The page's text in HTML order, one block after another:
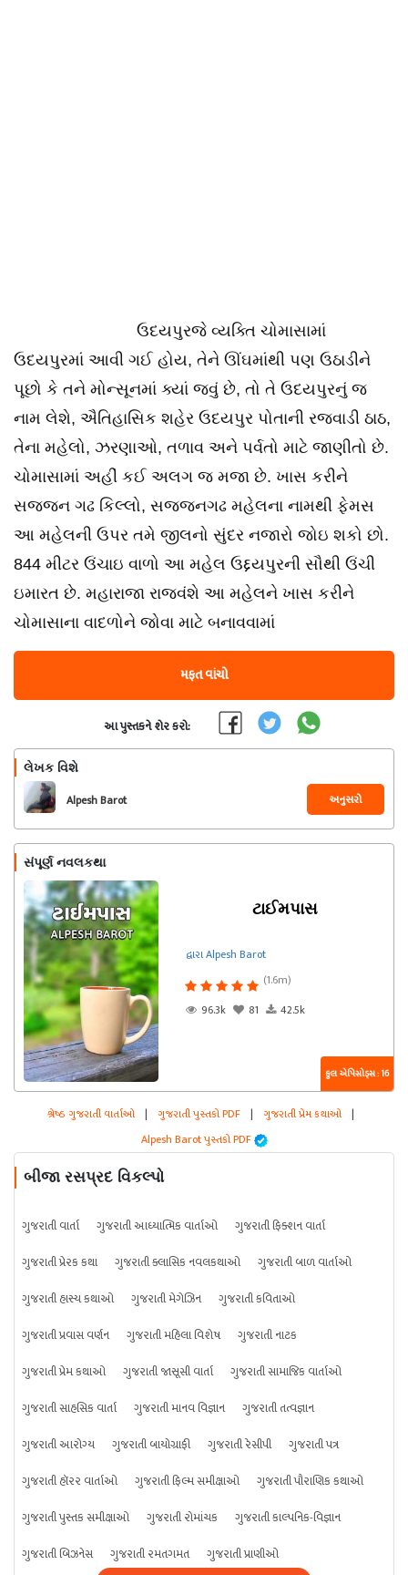
ઉદયપુરજે વ્યક્તિ ચોમાસામાં
ઉદયપુરમાં આવી ગઈ હોય, તેને ઊંઘમાંથી પણ ઉઠાડીને
પૂછો કે તને મોન્સૂનમાં ક્યાં જવું છે, તો તે ઉદયપુરનું જ
નામ લેશે, ઐતિહાસિક શહેર ઉદયપુર પોતાની રજવાડી ઠાઠ,
તેના મહેલો, ઝરણાઓ, તળાવ અને પર્વતો માટે જાણીતો છે.
ચોમાસામાં અહીં કઈ અલગ જ મજા છે. ખાસ કરીને
સજ્જન ગઢ કિલ્લો, સજ્જનગઢ મહેલના નામથી ફેમસ
આ મહેલની ઉપર તમે જીલનો સુંદર નજારો જોઇ શકો છો.
844 મીટર ઉંચાઇ વાળો આ મહેલ ઉદ્દયપુરની સૌથી ઉંચી
ઇમારત છે. મહારાજા રાજવંશે આ મહેલને ખાસ કરીને
ચોમાસાના વાદળોને જોવા માટે બનાવવામાં
મફત વાંચો
આ પુસ્તકને શેર કરો:
લેખક વિશે
Alpesh Barot અનુસરો
સંપૂર્ણ નવલકથા
ટાઈમપાસ
દ્વારા Alpesh Barot
(1.6m)
96.3k
81 42.5k
કુલ એપિસોડ્સ : 16
શ્રેષ્ઠ ગુજરાતી વાર્તાઓ | ગુજરાતી પુસ્તકો PDF | ગુજરાતી પ્રેમ કથાઓ |
Alpesh Barot પુસ્તકો PDF
બીજા રસપ્રદ વિકલ્પો
ગુજરાતી વાર્તા ગુજરાતી આધ્યાત્મિક વાર્તાઓ
ગુજરાતી ફિક્શન વાર્તા
ગુજરાતી પ્રેરક કથા
ગુજરાતી ક્લાસિક નવલકથાઓ
ગુજરાતી બાળ વાર્તાઓ
ગુજરાતી હાસ્ય કથાઓ
ગુજરાતી મેગેઝિન
ગુજરાતી કવિતાઓ
ગુજરાતી પ્રવાસ વર્ણન
ગુજરાતી મહિલા વિશેષ
ગુજરાતી નાટક
ગુજરાતી પ્રેમ કથાઓ
ગુજરાતી જાસૂસી વાર્તા
ગુજરાતી સામાજિક વાર્તાઓ
ગુજરાતી સાહસિક વાર્તા
ગુજરાતી માનવ વિજ્ઞાન
ગુજરાતી તત્વજ્ઞાન
ગુજરાતી આરોગ્ય
ગુજરાતી બાયોગ્રાફી ગુજરાતી રેસીપી
ગુજરાતી પત્ર
ગુજરાતી હૉરર વાર્તાઓ
ગુજરાતી ફિલ્મ સમીક્ષાઓ
ગુજરાતી પૌરાણિક કથાઓ
ગુજરાતી પુસ્તક સમીક્ષાઓ
ગુજરાતી રોમાંચક
ગુજરાતી કાલ્પનિક-વિજ્ઞાન
ગુજરાતી બિઝનેસ
ગુજરાતી રમતગમત ગુજરાતી પ્રાણીઓ